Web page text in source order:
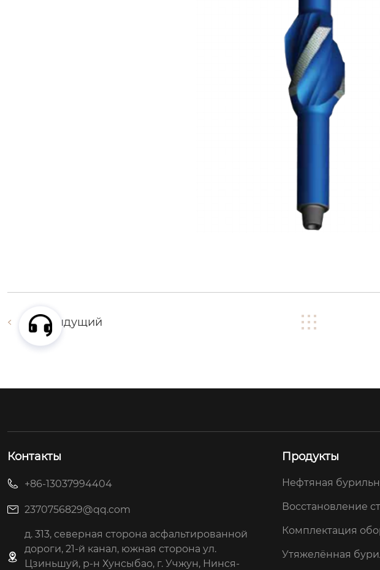
Предыдущий
Контакты
+86-13037994404
2370756829@qq.com
д. 313, северная сторона асфальтированной
дороги, 21-й канал, южная сторона ул.
Цзиньшуй, р-н Хунсыбао, г. Учжун, Нинся-
Продукты
Нефтяная
Восстановление
Комплектация
Утяжелённая